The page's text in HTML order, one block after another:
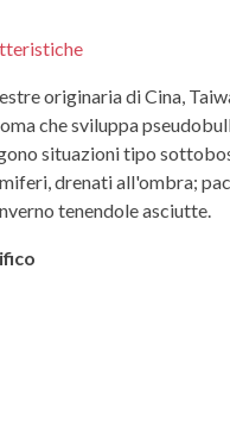
originaria di Cina,
che sviluppa
situazioni tipo
drenati all'ombra;
tenendole asciutte.